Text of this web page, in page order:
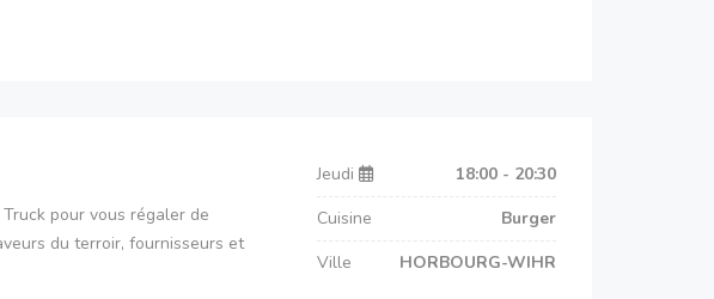
pour vous régaler de
du terroir, fournisseurs et
Jeudi
18:00 - 20:30
Cuisine
Burger
Ville
HORBOURG-WIHR